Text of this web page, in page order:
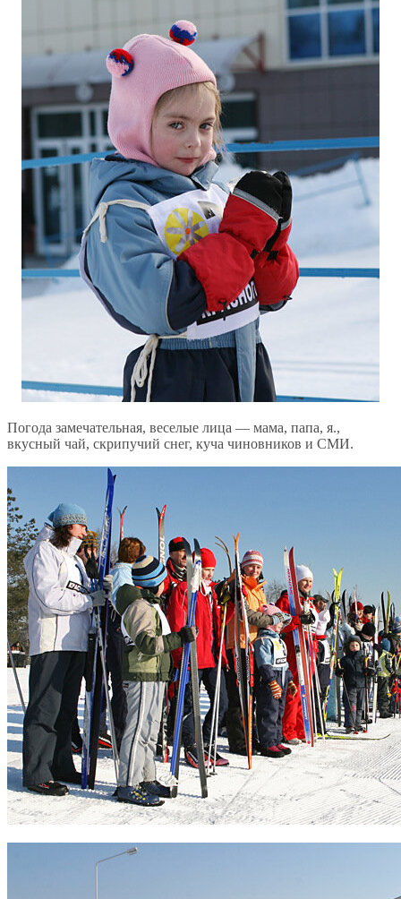
Погода замечательная, веселые лица — мама, папа, я.,
вкусный чай, скрипучий снег, куча чиновников и СМИ.